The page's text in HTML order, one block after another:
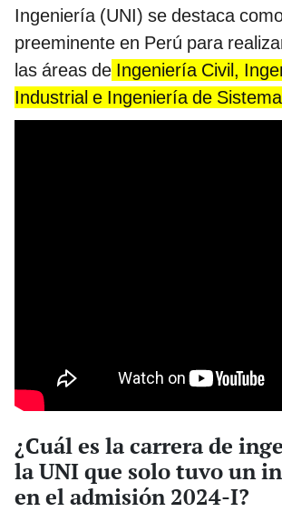
Ingeniería (UNI) se destaca
preeminente en Perú para
las áreas de Ingeniería Civil,
Industrial e Ingeniería de
¿Cuál es la carrera de
la UNI que solo tuvo un
en el admisión 2024-I?